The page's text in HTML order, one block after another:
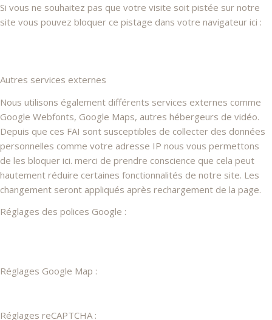
Si vous ne souhaitez pas que votre visite soit pistée sur notre
site vous pouvez bloquer ce pistage dans votre navigateur ici :
Autres services externes
Nous utilisons également différents services externes comme
Google Webfonts, Google Maps, autres hébergeurs de vidéo.
Depuis que ces FAI sont susceptibles de collecter des données
personnelles comme votre adresse IP nous vous permettons
de les bloquer ici. merci de prendre conscience que cela peut
hautement réduire certaines fonctionnalités de notre site. Les
changement seront appliqués après rechargement de la page.
Réglages des polices Google :
Réglages Google Map :
Réglages reCAPTCHA :